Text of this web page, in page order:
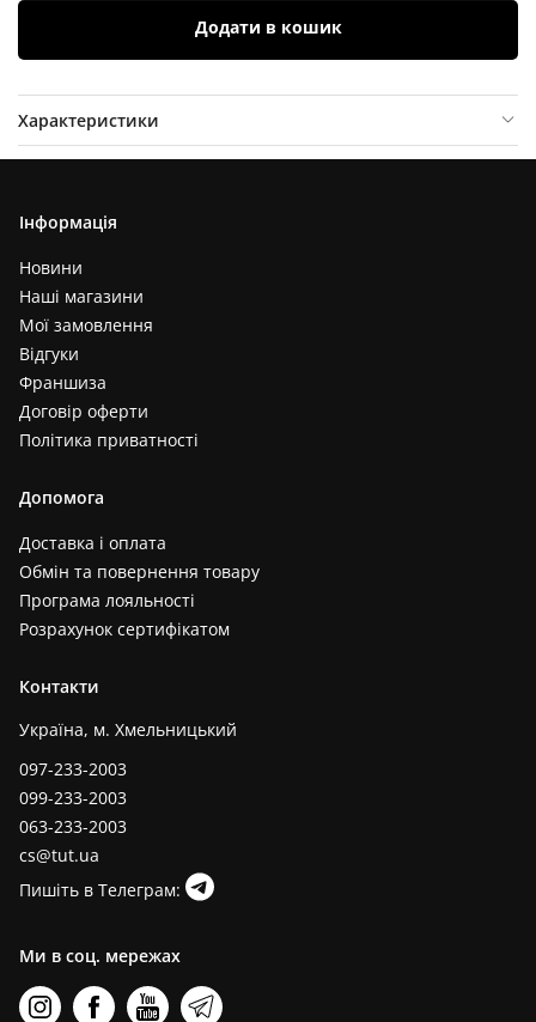
Додати в кошик
Характеристики
Відгуки (0)
Інформація
Новини
Наші магазини
Мої замовлення
Відгуки
Франшиза
Договір оферти
Політика приватності
Допомога
Доставка і оплата
Обмін та повернення товару
Програма лояльності
Розрахунок сертифікатом
Контакти
Україна, м. Хмельницький
097-233-2003
099-233-2003
063-233-2003
cs@tut.ua
Пишіть в Телеграм:
Ми в соц. мережах